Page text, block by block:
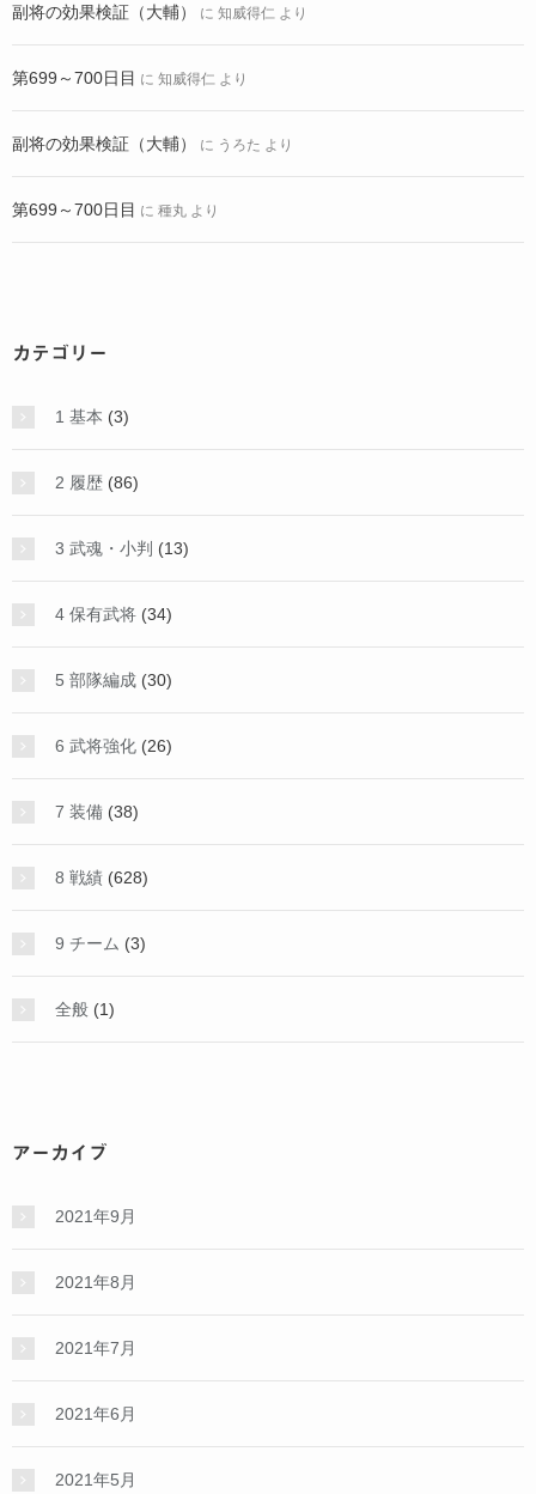
副将の効果検証（大輔） に 知威得仁 より
第699～700日目 に 知威得仁 より
副将の効果検証（大輔） に うろた より
第699～700日目 に 種丸 より
カテゴリー
1 基本 (3)
2 履歴 (86)
3 武魂・小判 (13)
4 保有武将 (34)
5 部隊編成 (30)
6 武将強化 (26)
7 装備 (38)
8 戦績 (628)
9 チーム (3)
全般 (1)
アーカイブ
2021年9月
2021年8月
2021年7月
2021年6月
2021年5月